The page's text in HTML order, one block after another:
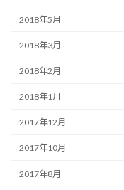
2018年5月
2018年3月
2018年2月
2018年1月
2017年12月
2017年10月
2017年8月